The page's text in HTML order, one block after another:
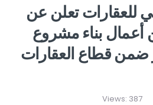
تعلن عن
%15 من أعمال بناء مشروع
ضمن قطاع العقارات
Views: 387